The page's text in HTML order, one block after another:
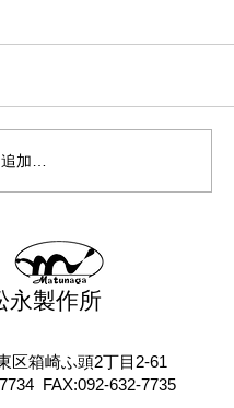
加…
永製作所
区箱崎ふ頭2丁目2-61
FAX:092-632-7735